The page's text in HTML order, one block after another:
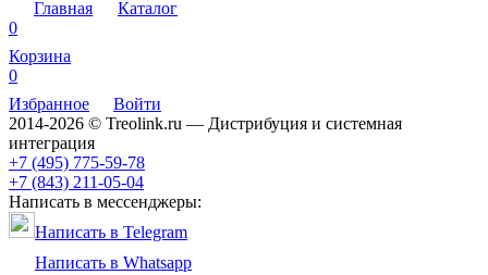
Главная
Каталог
0
Корзина
0
Избранное
Войти
2014-2026 © Treolink.ru — Дистрибуция и системная
интеграция
+7 (495) 775-59-78
+7 (843) 211-05-04
Написать в мессенджеры:
Написать в Telegram
Написать в Whatsapp